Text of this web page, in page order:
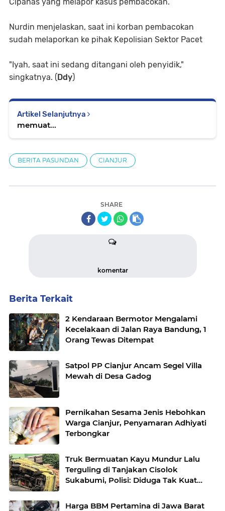
Nurdin menjelaskan, saat ini korban pembacokan
sudah melaporkan ke pihak Kepolisian Sektor Pacet
"Iyah, saat ini sedang ditangani oleh penyidik,"
singkatnya. (Ddy)
Artikel Selanjutnya
memuat...
BERITA PASUNDAN CIANJUR
SHARE
komentar
Berita Terkait
2 Kendaraan Bermotor Mengalami
Kecelakaan di Jalan Raya Bandung, 1
Orang Tewas Ditempat
Satpol PP Cianjur Ancam Segel Villa
Mewah di Desa Gadog
Pernikahan Sesama Jenis Hebohkan
Warga Cianjur, Penyamaran Adhiyati
Terbongkar
Truk Bermuatan Kayu Mundur Lalu
Terguling di Tanjakan Cisolok
Sukabumi, Polisi: Diduga Tak Kuat
Harga BBM Pertamina di Jawa Barat